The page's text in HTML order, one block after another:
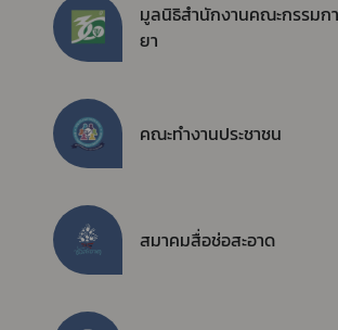
มูลนิธิสำนักงานคณะกรรมก
ยา
คณะทำงานประชาชน
สมาคมสื่อช่อสะอาด